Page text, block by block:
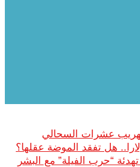
عشرات السحالي
تهدئة “حرب الفيلة” مع البشر